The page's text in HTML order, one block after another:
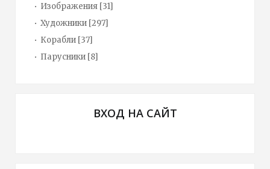
Изображения [31]
Художники [297]
Корабли [37]
Парусники [8]
ВХОД НА САЙТ